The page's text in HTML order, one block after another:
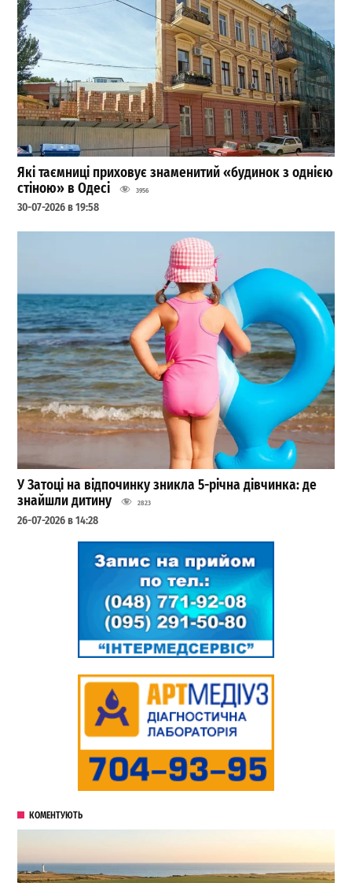
Які таємниці приховує знаменитий «будинок з однією
стіною» в Одесі
3956
30-07-2026 в 19:58
У Затоці на відпочинку зникла 5-річна дівчинка: де
знайшли дитину
2823
26-07-2026 в 14:28
КОМЕНТУЮТЬ